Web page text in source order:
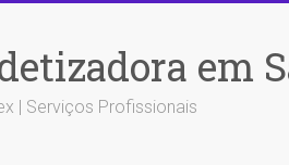
em
| Serviços Profissionais